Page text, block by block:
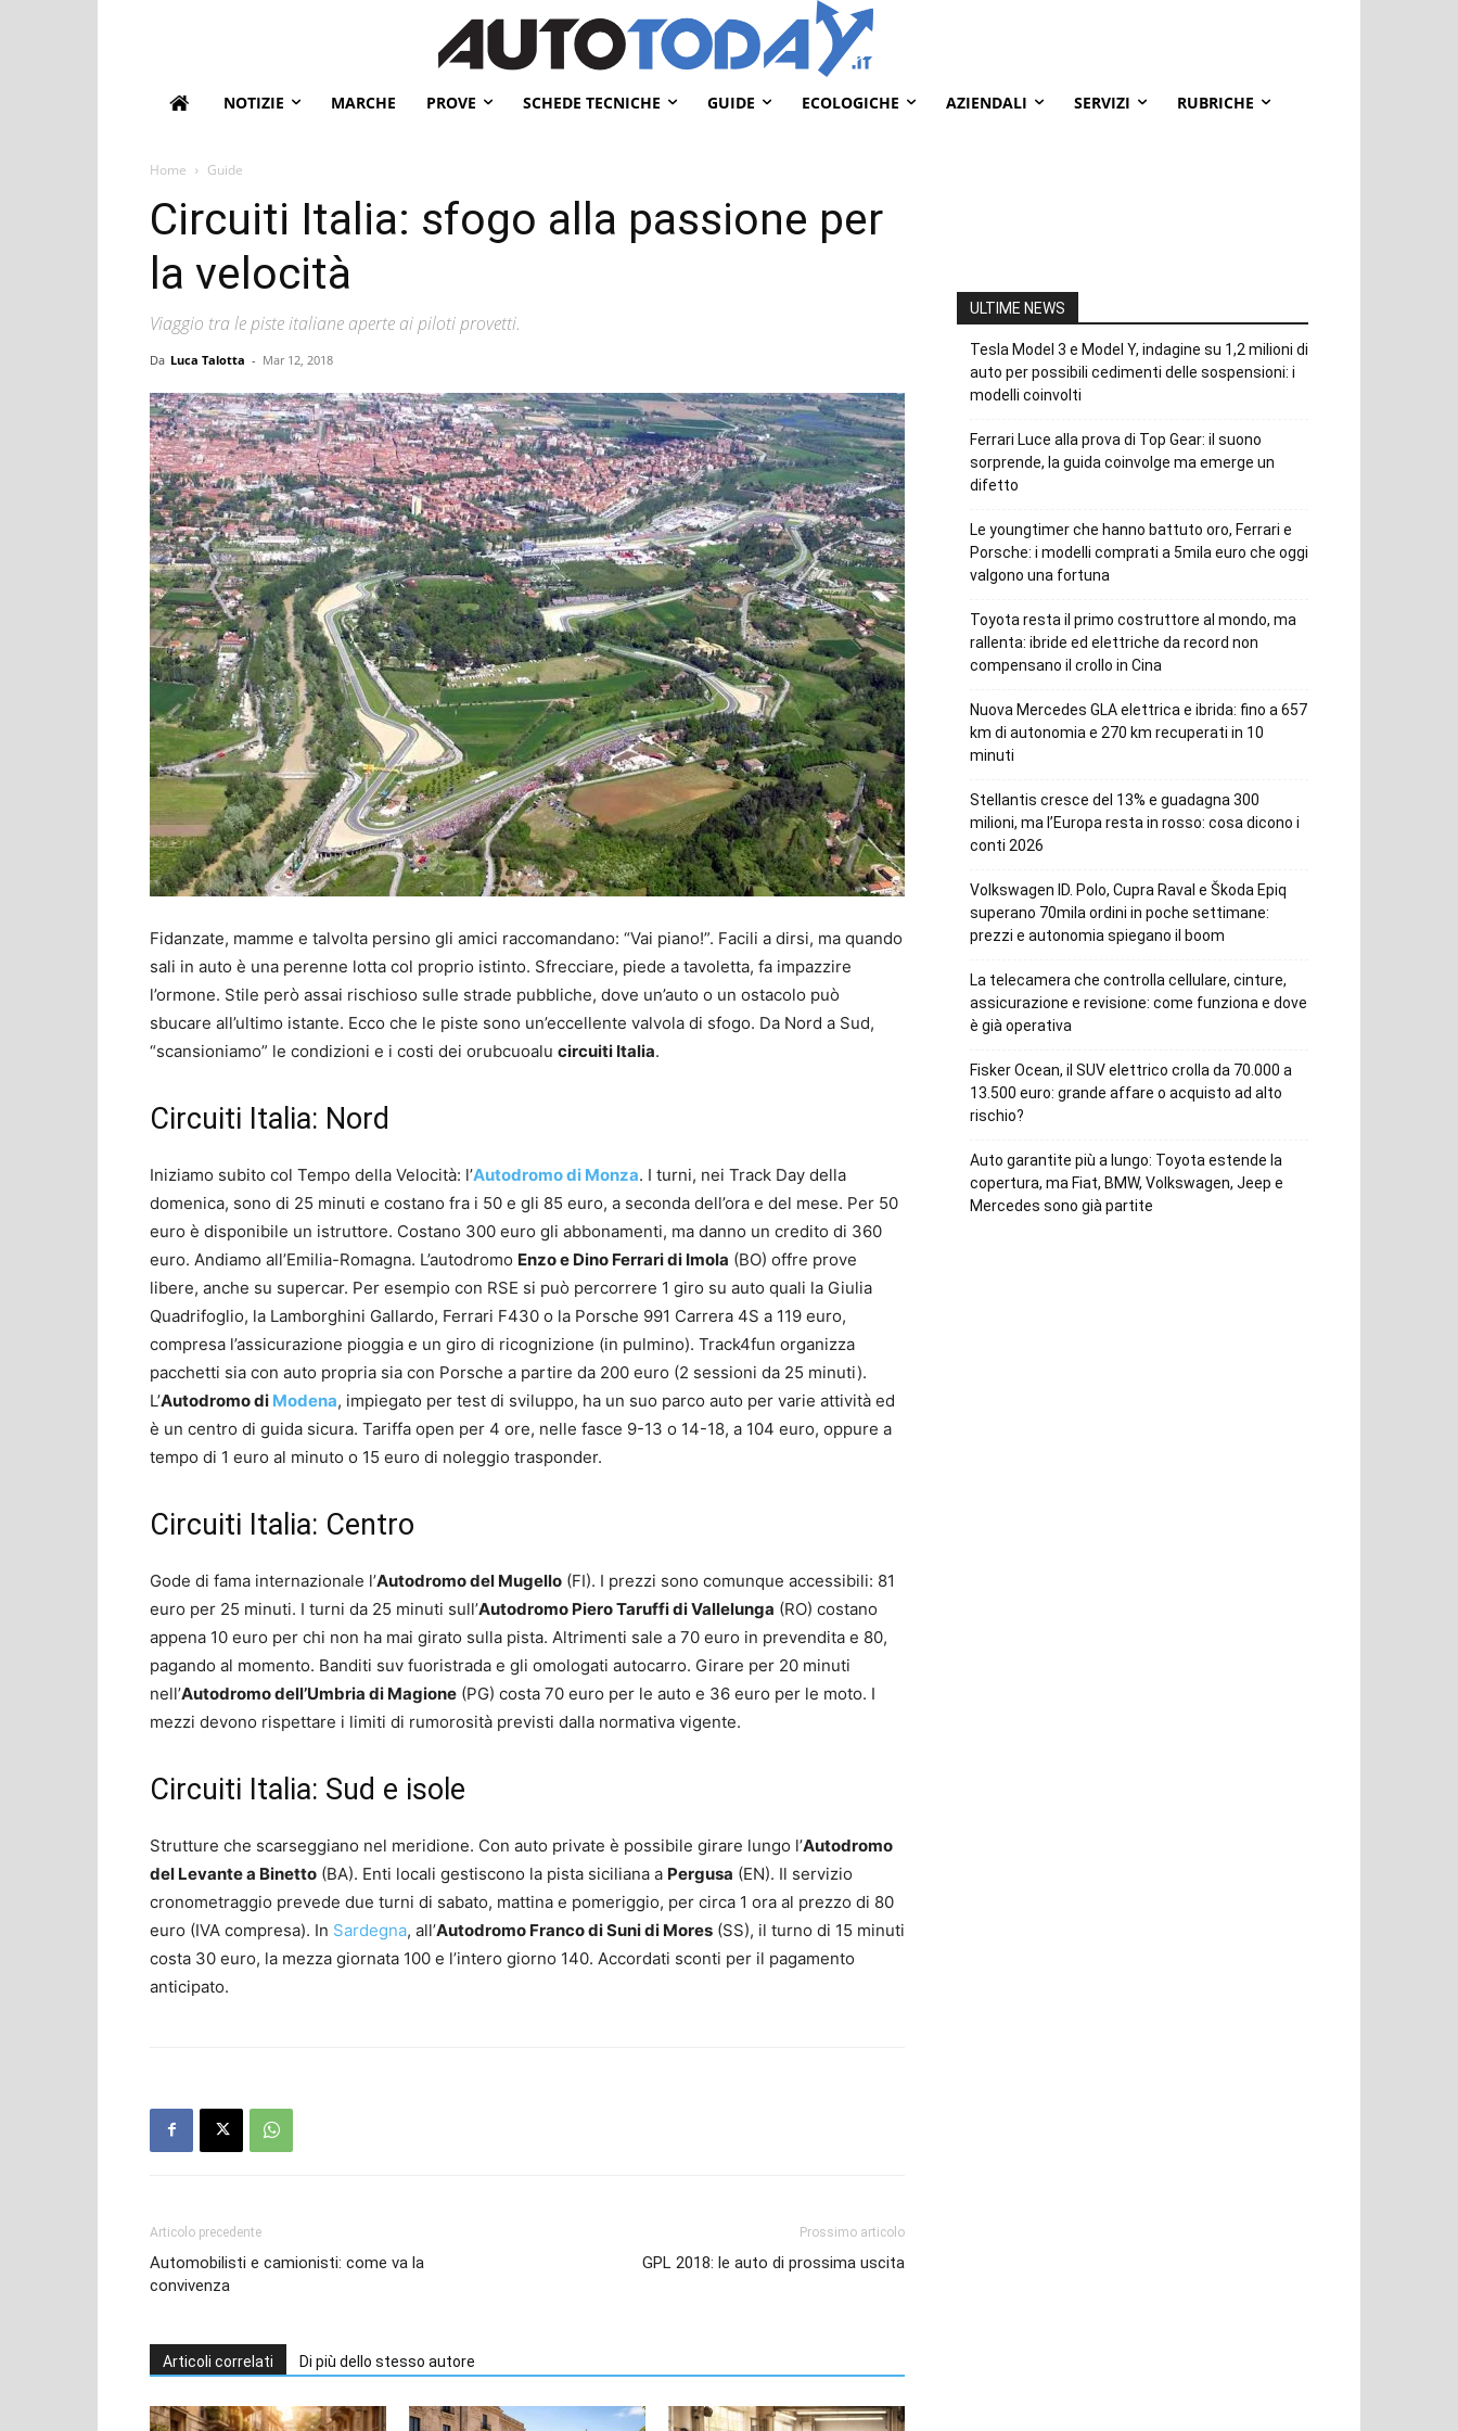
NOTIZIE MARCHE PROVE SCHEDE TECNICHE GUIDE ECOLOGICHE AZIENDALI SERVIZI RUBRICHE
Home Guide
Circuiti Italia: sfogo alla passione per
la velocità
Viaggio tra le piste italiane aperte ai piloti provetti.
Da Luca Talotta - Mar 12, 2018
Fidanzate, mamme e talvolta persino gli amici raccomandano: “Vai piano!”. Facili a dirsi, ma quando
sali in auto è una perenne lotta col proprio istinto. Sfrecciare, piede a tavoletta, fa impazzire
l’ormone. Stile però assai rischioso sulle strade pubbliche, dove un’auto o un ostacolo può
sbucare all’ultimo istante. Ecco che le piste sono un’eccellente valvola di sfogo. Da Nord a Sud,
“scansioniamo” le condizioni e i costi dei orubcuoalu circuiti Italia.
Circuiti Italia: Nord
Iniziamo subito col Tempo della Velocità: l’Autodromo di Monza. I turni, nei Track Day della
domenica, sono di 25 minuti e costano fra i 50 e gli 85 euro, a seconda dell’ora e del mese. Per 50
euro è disponibile un istruttore. Costano 300 euro gli abbonamenti, ma danno un credito di 360
euro. Andiamo all’Emilia-Romagna. L’autodromo Enzo e Dino Ferrari di Imola (BO) offre prove
libere, anche su supercar. Per esempio con RSE si può percorrere 1 giro su auto quali la Giulia
Quadrifoglio, la Lamborghini Gallardo, Ferrari F430 o la Porsche 991 Carrera 4S a 119 euro,
compresa l’assicurazione pioggia e un giro di ricognizione (in pulmino). Track4fun organizza
pacchetti sia con auto propria sia con Porsche a partire da 200 euro (2 sessioni da 25 minuti).
L’Autodromo di Modena, impiegato per test di sviluppo, ha un suo parco auto per varie attività ed
è un centro di guida sicura. Tariffa open per 4 ore, nelle fasce 9-13 o 14-18, a 104 euro, oppure a
tempo di 1 euro al minuto o 15 euro di noleggio trasponder.
Circuiti Italia: Centro
Gode di fama internazionale l’Autodromo del Mugello (FI). I prezzi sono comunque accessibili: 81
euro per 25 minuti. I turni da 25 minuti sull’Autodromo Piero Taruffi di Vallelunga (RO) costano
appena 10 euro per chi non ha mai girato sulla pista. Altrimenti sale a 70 euro in prevendita e 80,
pagando al momento. Banditi suv fuoristrada e gli omologati autocarro. Girare per 20 minuti
nell’Autodromo dell’Umbria di Magione (PG) costa 70 euro per le auto e 36 euro per le moto. I
mezzi devono rispettare i limiti di rumorosità previsti dalla normativa vigente.
Circuiti Italia: Sud e isole
Strutture che scarseggiano nel meridione. Con auto private è possibile girare lungo l’Autodromo
del Levante a Binetto (BA). Enti locali gestiscono la pista siciliana a Pergusa (EN). Il servizio
cronometraggio prevede due turni di sabato, mattina e pomeriggio, per circa 1 ora al prezzo di 80
euro (IVA compresa). In Sardegna, all’Autodromo Franco di Suni di Mores (SS), il turno di 15 minuti
costa 30 euro, la mezza giornata 100 e l’intero giorno 140. Accordati sconti per il pagamento
anticipato.
Articolo precedente
Automobilisti e camionisti: come va la
convivenza
Prossimo articolo
GPL 2018: le auto di prossima uscita
Articoli correlati Di più dello stesso autore
ULTIME NEWS
Tesla Model 3 e Model Y, indagine su 1,2 milioni di
auto per possibili cedimenti delle sospensioni: i
modelli coinvolti
Ferrari Luce alla prova di Top Gear: il suono
sorprende, la guida coinvolge ma emerge un
difetto
Le youngtimer che hanno battuto oro, Ferrari e
Porsche: i modelli comprati a 5mila euro che oggi
valgono una fortuna
Toyota resta il primo costruttore al mondo, ma
rallenta: ibride ed elettriche da record non
compensano il crollo in Cina
Nuova Mercedes GLA elettrica e ibrida: fino a 657
km di autonomia e 270 km recuperati in 10
minuti
Stellantis cresce del 13% e guadagna 300
milioni, ma l’Europa resta in rosso: cosa dicono i
conti 2026
Volkswagen ID. Polo, Cupra Raval e Škoda Epiq
superano 70mila ordini in poche settimane:
prezzi e autonomia spiegano il boom
La telecamera che controlla cellulare, cinture,
assicurazione e revisione: come funziona e dove
è già operativa
Fisker Ocean, il SUV elettrico crolla da 70.000 a
13.500 euro: grande affare o acquisto ad alto
rischio?
Auto garantite più a lungo: Toyota estende la
copertura, ma Fiat, BMW, Volkswagen, Jeep e
Mercedes sono già partite